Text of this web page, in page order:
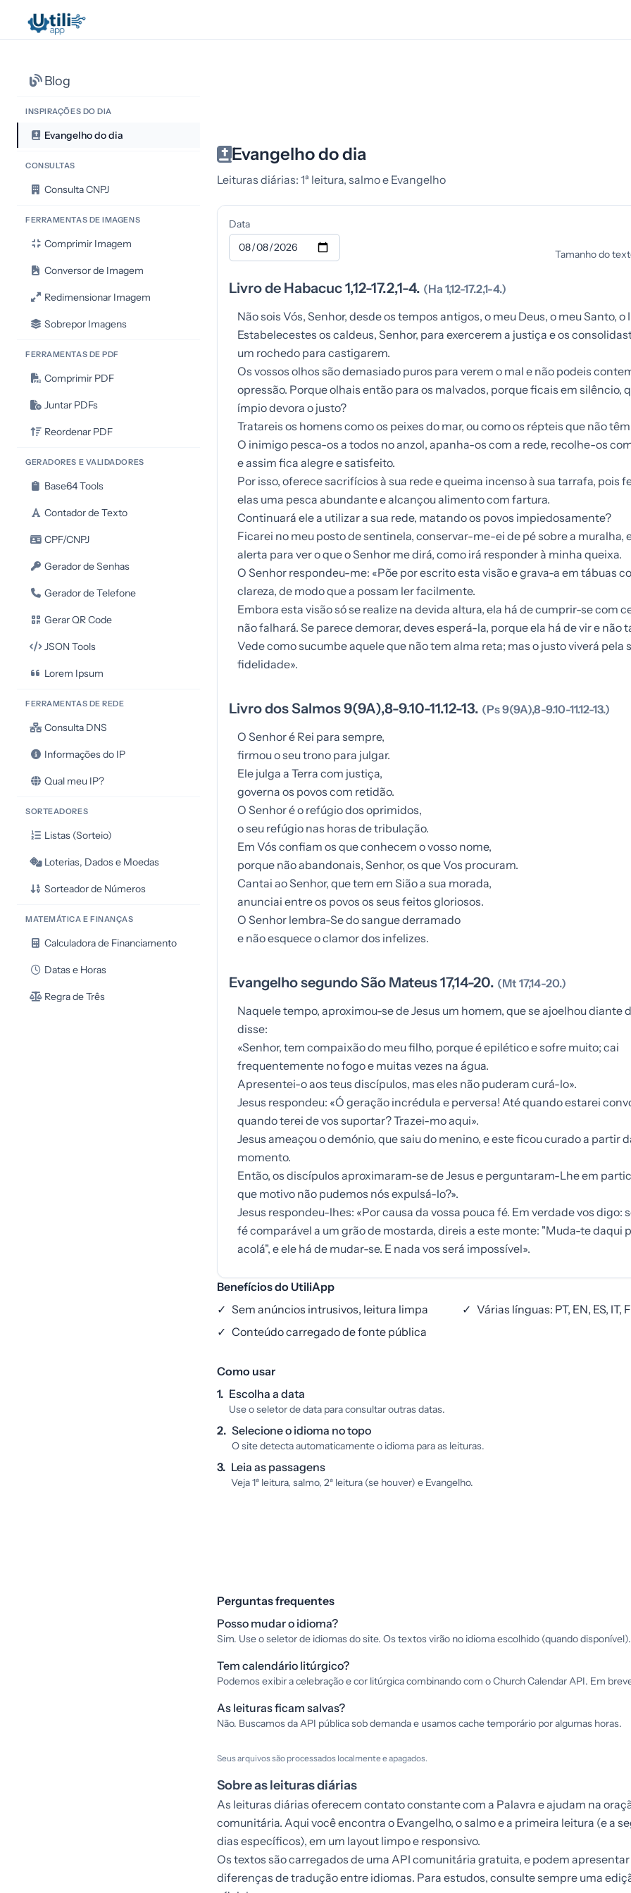
Blog
INSPIRAÇÕES DO DIA
Evangelho do dia
CONSULTAS
Consulta CNPJ
FERRAMENTAS DE IMAGENS
Comprimir Imagem
Conversor de Imagem
Redimensionar Imagem
Sobrepor Imagens
FERRAMENTAS DE PDF
Comprimir PDF
Juntar PDFs
Reordenar PDF
GERADORES E VALIDADORES
Base64 Tools
Contador de Texto
CPF/CNPJ
Gerador de Senhas
Gerador de Telefone
Gerar QR Code
JSON Tools
Lorem Ipsum
FERRAMENTAS DE REDE
Consulta DNS
Informações do IP
Qual meu IP?
SORTEADORES
Listas (Sorteio)
Loterias, Dados e Moedas
Sorteador de Números
MATEMÁTICA E FINANÇAS
Calculadora de Financiamento
Datas e Horas
Regra de Três
Evangelho do dia
Leituras diárias: 1ª leitura, salmo e Evangelho
Data
Tamanho do
Livro de Habacuc 1,12-17.2,1-4. (Ha 1,12-17.2,1-4.)
Não sois Vós, Senhor, desde os tempos antigos, o meu Deus, o meu Santo, o
Estabelecestes os caldeus, Senhor, para exercerem a justiça e os
um rochedo para castigarem.
Os vossos olhos são demasiado puros para verem o mal e não podeis
opressão. Porque olhais então para os malvados, porque ficais em silêncio,
ímpio devora o justo?
Tratareis os homens como os peixes do mar, ou como os répteis que não
O inimigo pesca-os a todos no anzol, apanha-os com a rede, recolhe-os
e assim fica alegre e satisfeito.
Por isso, oferece sacrifícios à sua rede e queima incenso à sua tarrafa, pois
elas uma pesca abundante e alcançou alimento com fartura.
Continuará ele a utilizar a sua rede, matando os povos impiedosamente?
Ficarei no meu posto de sentinela, conservar-me-ei de pé sobre a muralha,
alerta para ver o que o Senhor me dirá, como irá responder à minha queixa.
O Senhor respondeu-me: «Põe por escrito esta visão e grava-a em tábuas
clareza, de modo que a possam ler facilmente.
Embora esta visão só se realize na devida altura, ela há de cumprir-se com
não falhará. Se parece demorar, deves esperá-la, porque ela há de vir e não
Vede como sucumbe aquele que não tem alma reta; mas o justo viverá pela
fidelidade».
Livro dos Salmos 9(9A),8-9.10-11.12-13. (Ps 9(9A),8-9.10-11.12-13.)
O Senhor é Rei para sempre,
firmou o seu trono para julgar.
Ele julga a Terra com justiça,
governa os povos com retidão.
O Senhor é o refúgio dos oprimidos,
o seu refúgio nas horas de tribulação.
Em Vós confiam os que conhecem o vosso nome,
porque não abandonais, Senhor, os que Vos procuram.
Cantai ao Senhor, que tem em Sião a sua morada,
anunciai entre os povos os seus feitos gloriosos.
O Senhor lembra-Se do sangue derramado
e não esquece o clamor dos infelizes.
Evangelho segundo São Mateus 17,14-20. (Mt 17,14-20.)
Naquele tempo, aproximou-se de Jesus um homem, que se ajoelhou diante
disse:
«Senhor, tem compaixão do meu filho, porque é epilético e sofre muito; cai
frequentemente no fogo e muitas vezes na água.
Apresentei-o aos teus discípulos, mas eles não puderam curá-lo».
Jesus respondeu: «Ó geração incrédula e perversa! Até quando estarei
quando terei de vos suportar? Trazei-mo aqui».
Jesus ameaçou o demónio, que saiu do menino, e este ficou curado a partir
momento.
Então, os discípulos aproximaram-se de Jesus e perguntaram-Lhe em
que motivo não pudemos nós expulsá-lo?».
Jesus respondeu-lhes: «Por causa da vossa pouca fé. Em verdade vos digo:
fé comparável a um grão de mostarda, direis a este monte: "Muda-te daqui
acolá", e ele há de mudar-se. E nada vos será impossível».
Benefícios do UtiliApp
✓ Sem anúncios intrusivos, leitura limpa ✓ Várias línguas: PT, EN, ES, IT,
✓ Conteúdo carregado de fonte pública
Como usar
1. Escolha a data
Use o seletor de data para consultar outras datas.
2. Selecione o idioma no topo
O site detecta automaticamente o idioma para as leituras.
3. Leia as passagens
Veja 1ª leitura, salmo, 2ª leitura (se houver) e Evangelho.
Perguntas frequentes
Posso mudar o idioma?
Sim. Use o seletor de idiomas do site. Os textos virão no idioma escolhido (quando disponível).
Tem calendário litúrgico?
Podemos exibir a celebração e cor litúrgica combinando com o Church Calendar API. Em
As leituras ficam salvas?
Não. Buscamos da API pública sob demanda e usamos cache temporário por algumas horas.
Seus arquivos são processados localmente e apagados.
Sobre as leituras diárias
As leituras diárias oferecem contato constante com a Palavra e ajudam na
comunitária. Aqui você encontra o Evangelho, o salmo e a primeira leitura (e a
dias específicos), em um layout limpo e responsivo.
Os textos são carregados de uma API comunitária gratuita, e podem
diferenças de tradução entre idiomas. Para estudos, consulte sempre uma